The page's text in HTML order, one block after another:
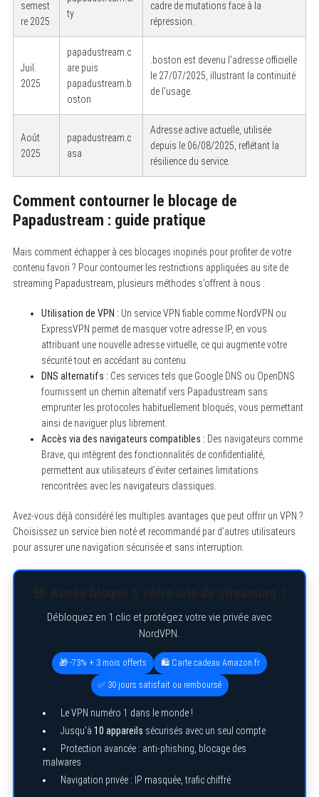
semest
re 2025
ty
cadre de mutations face à la
répression.
Juil.
2025
papadustream.c
are puis
papadustream.b
oston
.boston est devenu l’adresse officielle
le 27/07/2025, illustrant la continuité
de l’usage.
Août
2025
papadustream.c
asa
Adresse active actuelle, utilisée
depuis le 06/08/2025, reflétant la
résilience du service.
Comment contourner le blocage de
Papadustream : guide pratique
Mais comment échapper à ces blocages inopinés pour profiter de votre
contenu favori ? Pour contourner les restrictions appliquées au site de
streaming Papadustream, plusieurs méthodes s’offrent à nous :
Utilisation de VPN : Un service VPN fiable comme NordVPN ou
ExpressVPN permet de masquer votre adresse IP, en vous
attribuant une nouvelle adresse virtuelle, ce qui augmente votre
sécurité tout en accédant au contenu.
DNS alternatifs : Ces services tels que Google DNS ou OpenDNS
fournissent un chemin alternatif vers Papadustream sans
emprunter les protocoles habituellement bloqués, vous permettant
ainsi de naviguer plus librement.
Accès via des navigateurs compatibles : Des navigateurs comme
Brave, qui intègrent des fonctionnalités de confidentialité,
permettent aux utilisateurs d’éviter certaines limitations
rencontrées avec les navigateurs classiques.
Avez-vous déjà considéré les multiples avantages que peut offrir un VPN ?
Choisissez un service bien noté et recommandé par d’autres utilisateurs
pour assurer une navigation sécurisée et sans interruption.
Débloquez en 1 clic et protégez votre vie privée avec
NordVPN.
🎁 -73% + 3 mois offerts 🛍️ Carte cadeau Amazon.fr
✅ 30 jours satisfait ou remboursé
Le VPN numéro 1 dans le monde !
Jusqu’à 10 appareils sécurisés avec un seul compte
Protection avancée : anti-phishing, blocage des
malwares
Navigation privée : IP masquée, trafic chiffré